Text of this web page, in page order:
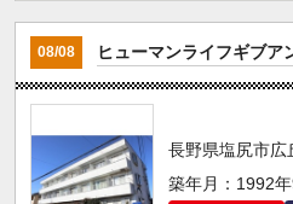
08/08 ヒューマンライフギブア
長野県塩尻市広
築年月：1992